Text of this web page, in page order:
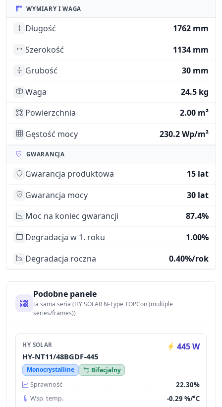
WYMIARY I WAGA
Długość
1762 mm
Szerokość
1134 mm
Grubość
30 mm
Waga
24.5 kg
Powierzchnia
2.00 m²
Gęstość mocy
230.2 Wp/m²
GWARANCJA
Gwarancja produktowa
15 lat
Gwarancja mocy
30 lat
Moc na koniec gwarancji
87.4%
Degradacja w 1. roku
1.00%
Degradacja roczna
0.40%/rok
Podobne panele
ta sama seria (HY SOLAR N-Type TOPCon (multiple
series/frames))
HY SOLAR 445 W
HY-NT11/48BGDF-445
Monocrystalline
Bifacjalny
Sprawność
22.30%
Wsp. temp. -0.29 %/°C